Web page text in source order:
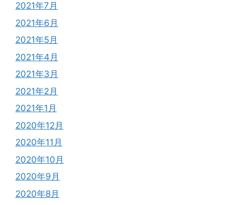
2021年7月
2021年6月
2021年5月
2021年4月
2021年3月
2021年2月
2021年1月
2020年12月
2020年11月
2020年10月
2020年9月
2020年8月